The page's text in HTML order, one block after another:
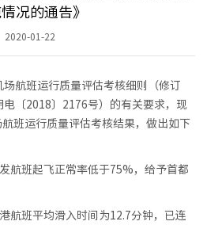
况的通告》
2020-01-22
航班运行质量评估考核细则（修订
〔2018〕2176号）的有关要求，现
班运行质量评估考核结果，做出如下
航班起飞正常率低于75%，给予首都
航班平均滑入时间为12.7分钟，已连